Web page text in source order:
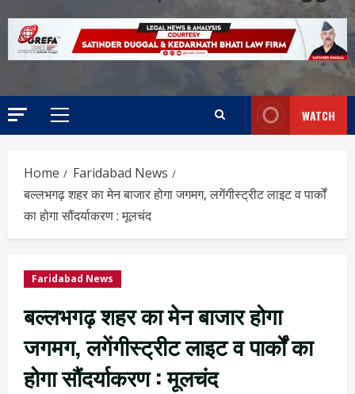
WATCH
Home
Faridabad News
बल्लभगढ़ शहर का मेन बाजार होगा जगमग, लगेंगीस्ट्रीट लाइट व पार्कों
का होगा सौंदर्याकरण : मूलचंद
Faridabad News
बल्लभगढ़ शहर का मेन बाजार होगा
जगमग, लगेंगीस्ट्रीट लाइट व पार्कों का
होगा सौंदर्याकरण : मूलचंद